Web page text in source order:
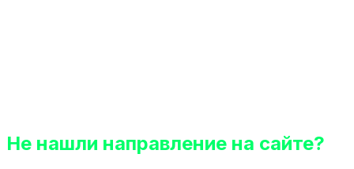
Не нашли направление на сайте?